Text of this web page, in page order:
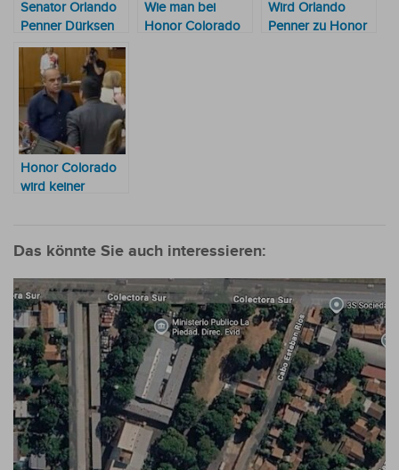
Senator Orlando
Penner Dürksen
sagt, er werde
nicht zu Honor
Colorado
wechseln
Wie man bei
Honor Colorado
Wird Orlando
Penner zu Honor
Honor Colorado
wird keiner
Gerichtshofes zum
González
nachkommen
Das könnte Sie auch interessieren: